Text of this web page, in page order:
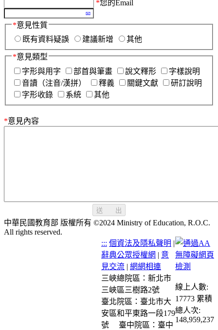
*您的Email
*意見性質
既有資料疑誤
建議新增 其他
*意見類型
字形與用字
部首與筆畫 說文釋形
字樣說明
音讀（注音/漢拼）
釋義 關鍵文獻
研訂說明
字形收錄
系統 其他
*意見內容
送 出
中華民國教育部 版權所有 ©2024 Ministry of Education, R.O.C.
All rights reserved.
::: 個資法及隱私聲明 |
辭典公眾授權網 | 意
見交流 | 網網相連
三峽總院區：新北市
三峽區三樹路2號
臺北院區：臺北市大
安區和平東路一段179
號
臺中院區：臺中
線上人數:
17773 累積
總人次:
148,959,237